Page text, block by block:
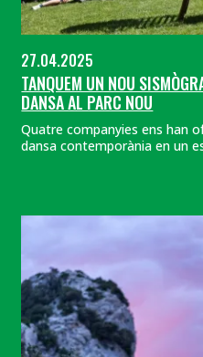
27.04.2025
TANQUEM UN NOU
DANSA AL PARC NOU
Quatre companyies ens han
dansa contemporània en un